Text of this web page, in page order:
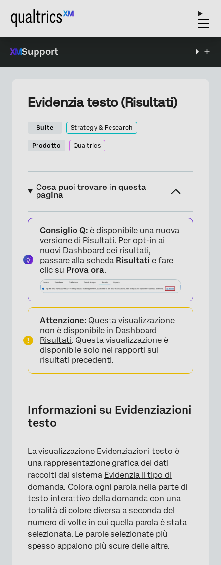
Support
Evidenzia testo (Risultati)
Suite Strategy & Research
Prodotto Qualtrics
Cosa puoi trovare in questa
pagina
Informazioni su Evidenziazioni testo
Opzioni di personalizzazione
FAQs
Consiglio Q: è disponibile una nuova
versione di Risultati. Per opt-in ai
nuovi Dashboard dei risultati,
passare alla scheda Risultati e fare
clic su Prova ora.
×
Attenzione: Questa visualizzazione
non è disponibile in Dashboard
Risultati. Questa visualizzazione è
disponibile solo nei rapporti sui
risultati precedenti.
Informazioni su Evidenziazioni
testo
La visualizzazione Evidenziazioni testo è
una rappresentazione grafica dei dati
raccolti dal sistema Evidenzia il tipo di
domanda. Colora ogni parola nella parte di
testo interattivo della domanda con una
tonalità di colore diversa a seconda del
numero di volte in cui quella parola è stata
selezionata. Le parole selezionate più
spesso appaiono più scure delle altre.